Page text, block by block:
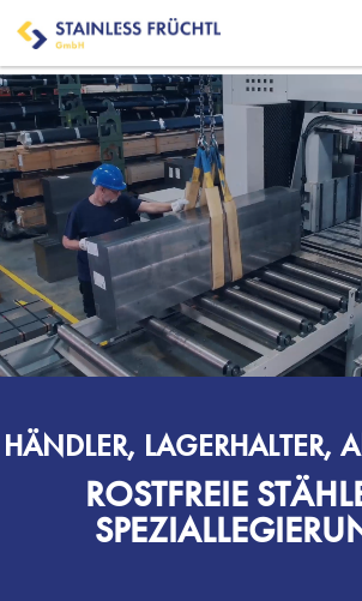
HÄNDLER, LAGERHALTER,
ROSTFREIE